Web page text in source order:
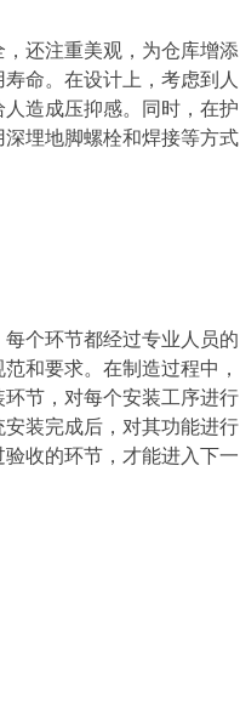
还注重美观，为仓库增添
命。在设计上，考虑到人
造成压抑感。同时，在护
埋地脚螺栓和焊接等方式
个环节都经过专业人员的
和要求。在制造过程中，
节，对每个安装工序进行
装完成后，对其功能进行
收的环节，才能进入下一